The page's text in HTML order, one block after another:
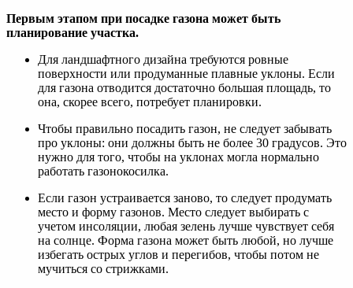
Первым этапом при посадке газона может быть
планирование участка.
Для ландшафтного дизайна требуются ровные
поверхности или продуманные плавные уклоны. Если
для газона отводится достаточно большая площадь, то
она, скорее всего, потребует планировки.
Чтобы правильно посадить газон, не следует забывать
про уклоны: они должны быть не более 30 градусов. Это
нужно для того, чтобы на уклонах могла нормально
работать газонокосилка.
Если газон устраивается заново, то следует продумать
место и форму газонов. Место следует выбирать с
учетом инсоляции, любая зелень лучше чувствует себя
на солнце. Форма газона может быть любой, но лучше
избегать острых углов и перегибов, чтобы потом не
мучиться со стрижками.